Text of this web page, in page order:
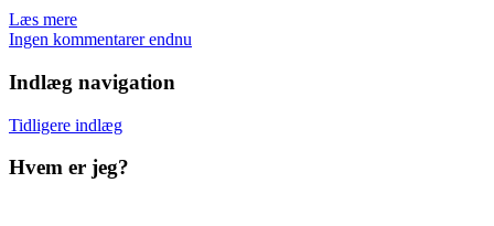
Læs mere
Ingen kommentarer endnu
Indlæg navigation
Tidligere indlæg
Hvem er jeg?